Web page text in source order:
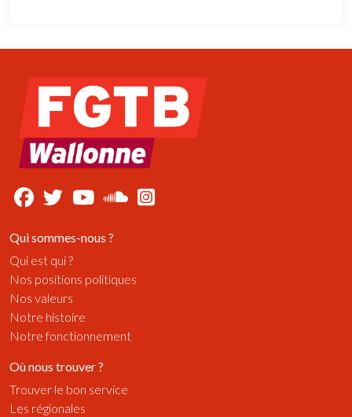
Qui sommes-nous ?
Qui est qui ?
Nos positions politiques
Nos valeurs
Notre histoire
Notre fonctionnement
Où nous trouver ?
Trouver le bon service
Les régionales